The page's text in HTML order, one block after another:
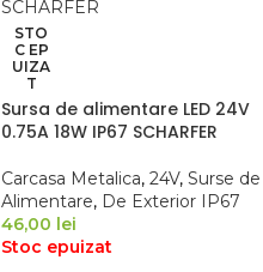
STO
C EP
UIZA
T
Sursa de alimentare LED 24V
0.75A 18W IP67 SCHARFER
Carcasa Metalica, 24V, Surse de
Alimentare, De Exterior IP67
46,00 lei
Stoc epuizat